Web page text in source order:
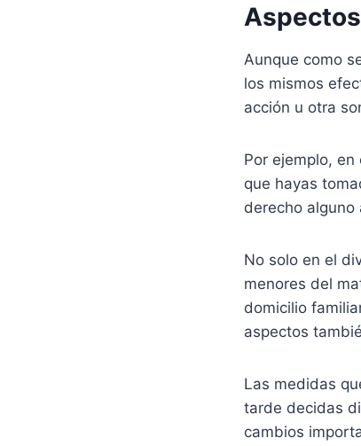
Aunque como
los mismos
acción u otra
Por ejemplo,
que hayas
derecho
No solo en el
menores del
domicilio
aspectos
Las medidas
tarde decidas
cambios